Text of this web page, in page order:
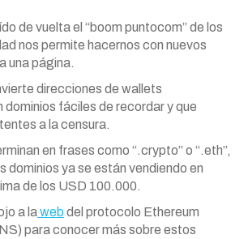
de vuelta el “boom puntocom” de los
nos permite hacernos con nuevos
una página.
direcciones de wallets
dominios fáciles de recordar y que
a la censura.
en frases como “.crypto” o “.eth”,
dominios ya se están vendiendo en
de los USD 100.000.
a laweb del protocolo Ethereum
para conocer más sobre estos